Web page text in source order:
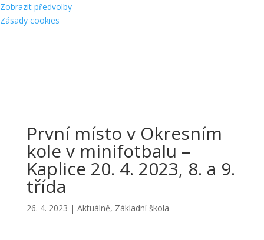
Zobrazit předvolby
Zásady cookies
První místo v Okresním
kole v minifotbalu –
Kaplice 20. 4. 2023, 8. a 9.
třída
26. 4. 2023 | Aktuálně, Základní škola